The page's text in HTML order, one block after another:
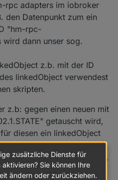
zu dem tatsächlichen
das "Mapping" zum Original-
(= das zu verlinkende Objekt)
das Mapping selbst
eigene Datenstruktur aufbauen
von Hardware nur die Objekte
anpassen muss.
mir irgendwie. Angenommen
Dieser sucht dann alle
packt die in die linkeddevices
Adapter doch schon eine
oder nicht? Muss ich dann
anpassen um diese in der
ich nicht wie das beim tausch
Wenn ich
austausche, woher weiß der
Gerät ich ausgetauscht habe?
rpc adapters im iobroker
den Datenpunkt zum ein
"hm-rpc-
wird dann unser sog.
z.b. mit der ID
linkedObject verwendest
skripten.
z.b: gegen einen neuen mit
getauscht wird,
diesen ein linkedObject
hat.
alle deine VIS und skripte,
verwendet wird.
zusätzliche Dienste für
aktivieren? Sie können Ihre
ändern oder zurückziehen.